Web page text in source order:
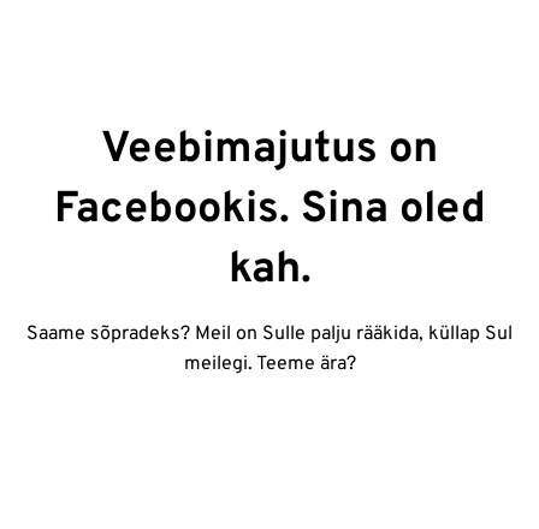
Veebimajutus on
Facebookis. Sina oled
kah.
Saame sõpradeks? Meil on Sulle palju rääkida, küllap Sul
meilegi. Teeme ära?